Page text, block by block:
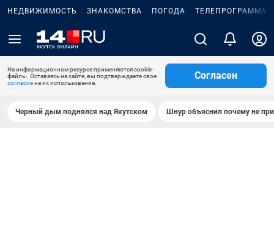
НЕДВИЖИМОСТЬ ЗНАКОМСТВА ПОГОДА ТЕЛЕПРОГРАММА
На информационном ресурсе применяются cookie-
файлы. Оставаясь на сайте, вы подтверждаете свое
согласиена их использование.
Согласен
Черный дым поднялся над Якутском Шнур объяснил почему не